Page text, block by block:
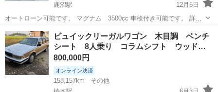
鹿沼駅
12月5日
オートローン可能です。 マグナム 3500cc 車検付き可能です。 詳し
くはメッセージください。
栃木 鹿沼市 鹿沼駅 その他 マグナム
ビュイックリーガルワゴン 木目調 ベンチ
シート 8人乗り コラムシフト ウッド…
800,000円
オンライン決済
158,157km
その他